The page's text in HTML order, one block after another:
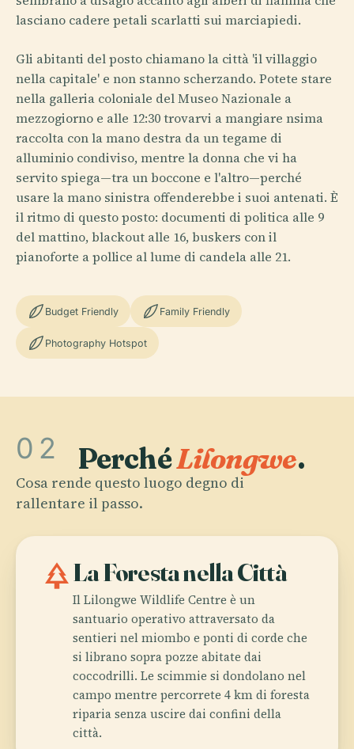
lasciano cadere petali scarlatti sui marciapiedi.
Gli abitanti del posto chiamano la città 'il villaggio
nella capitale' e non stanno scherzando. Potete stare
nella galleria coloniale del Museo Nazionale a
mezzogiorno e alle 12:30 trovarvi a mangiare nsima
raccolta con la mano destra da un tegame di
alluminio condiviso, mentre la donna che vi ha
servito spiega—tra un boccone e l'altro—perché
usare la mano sinistra offenderebbe i suoi antenati. È
il ritmo di questo posto: documenti di politica alle 9
del mattino, blackout alle 16, buskers con il
pianoforte a pollice al lume di candela alle 21.
Budget Friendly Family Friendly
Photography Hotspot
02 PerchéLilongwe.
Cosa rende questo luogo degno di
rallentare il passo.
parkLa Foresta nella Città
Il Lilongwe Wildlife Centre è un
santuario operativo attraversato da
sentieri nel miombo e ponti di corde che
si librano sopra pozze abitate dai
coccodrilli. Le scimmie si dondolano nel
campo mentre percorrete 4 km di foresta
riparia senza uscire dai confini della
città.